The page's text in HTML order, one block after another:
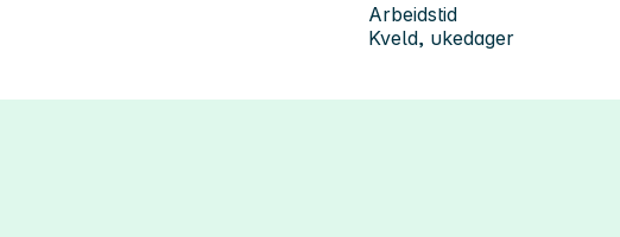
Arbeidstid
Kveld, ukedager